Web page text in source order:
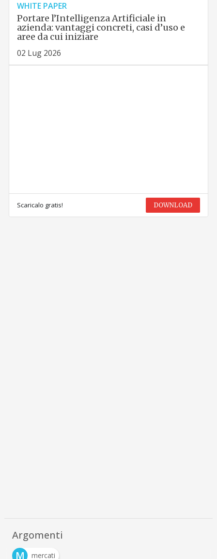
WHITE PAPER
Portare l’Intelligenza Artificiale in
azienda: vantaggi concreti, casi d’uso e
aree da cui iniziare
02 Lug 2026
Scaricalo gratis! DOWNLOAD
Argomenti
M
mercati